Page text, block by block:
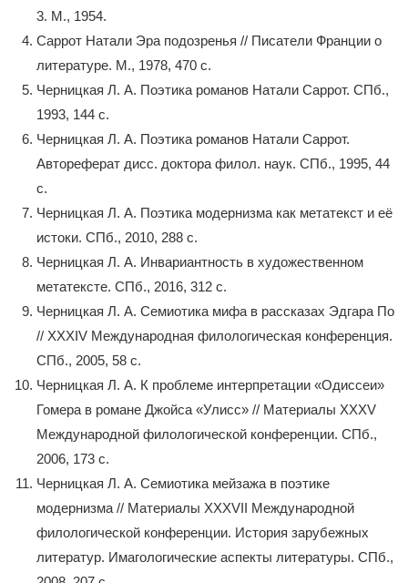
3. М., 1954.
Саррот Натали Эра подозренья // Писатели Франции о
литературе. М., 1978, 470 с.
Черницкая Л. А. Поэтика романов Натали Саррот. СПб.,
1993, 144 с.
Черницкая Л. А. Поэтика романов Натали Саррот.
Автореферат дисс. доктора филол. наук. СПб., 1995, 44
с.
Черницкая Л. А. Поэтика модернизма как метатекст и её
истоки. СПб., 2010, 288 с.
Черницкая Л. А. Инвариантность в художественном
метатексте. СПб., 2016, 312 с.
Черницкая Л. А. Семиотика мифа в рассказах Эдгара По
// XXXIV Международная филологическая конференция.
СПб., 2005, 58 с.
Черницкая Л. А. К проблеме интерпретации «Одиссеи»
Гомера в романе Джойса «Улисс» // Материалы XXXV
Международной филологической конференции. СПб.,
2006, 173 с.
Черницкая Л. А. Семиотика мейзажа в поэтике
модернизма // Материалы XXXVII Международной
филологической конференции. История зарубежных
литератур. Имагологические аспекты литературы. СПб.,